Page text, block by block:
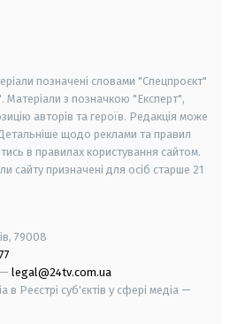
позначені словами "Спецпроєкт"
Матеріали з позначкою "Експерт",
авторів та героїв. Редакція може
Детальніше щодо реклами та правил
в правилах користування сайтом.
сайту призначені для осіб старше 21
79008
legal@24tv.com.ua
в Реєстрі суб'єктів у сфері медіа —